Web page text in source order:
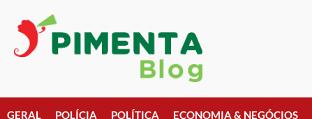
GERAL POLÍCIA POLÍTICA ECONOMIA & NEGÓCIOS